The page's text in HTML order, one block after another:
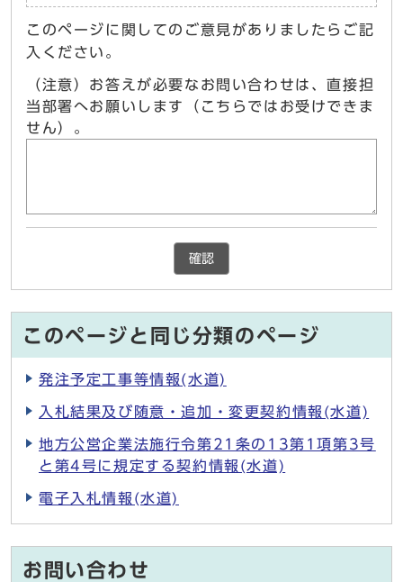
このページに関してのご意見がありましたらご記
入ください。
（注意）お答えが必要なお問い合わせは、直接担
当部署へお願いします（こちらではお受けできま
せん）。
確認
このページと同じ分類のページ
発注予定工事等情報(水道)
入札結果及び随意・追加・変更契約情報(水道)
地方公営企業法施行令第21条の13第1項第3号
と第4号に規定する契約情報(水道)
電子入札情報(水道)
お問い合わせ